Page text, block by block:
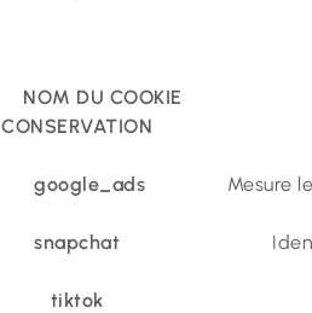
NOM DU
CONSERVATION
google_ads Mesure les
snapchat Identifie
tiktok Identifie